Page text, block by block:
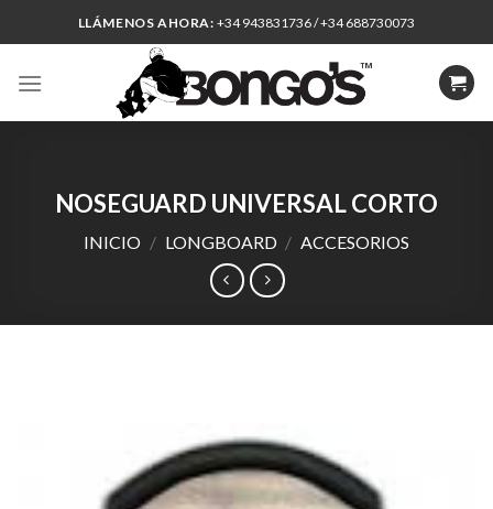
to
LLÁMENOS AHORA:+34 943831736 / +34 688730073
NOSEGUARD UNIVERSAL CORTO
INICIO / LONGBOARD / ACCESORIOS